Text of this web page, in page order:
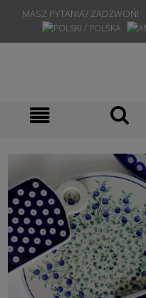
MASZ PYTANIA? ZADZWOŃ!